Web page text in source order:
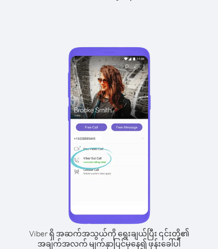
Viber ရှိ အဆက်အသွယ်ကို ရွေးချယ်ပြီး ၎င်းတို့၏
အချက်အလက် မျက်နှာပြင်မှနေ၍ ဖုန်းခေါ်ပါ